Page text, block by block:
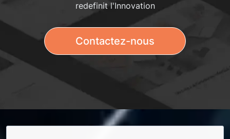
redefinit l'Innovation
Contactez-nous